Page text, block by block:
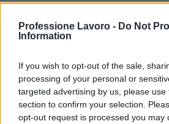
Professione Lavoro - Do Not
Information
If you wish to opt-out of the sale,
processing of your personal or
targeted advertising by us, please
section to confirm your selection.
opt-out request is processed you may
suddiviso gli stipendi dei
Quando il livello di istruzione è
stipendio medio di un tecnico di
55.400 NZD all’anno.